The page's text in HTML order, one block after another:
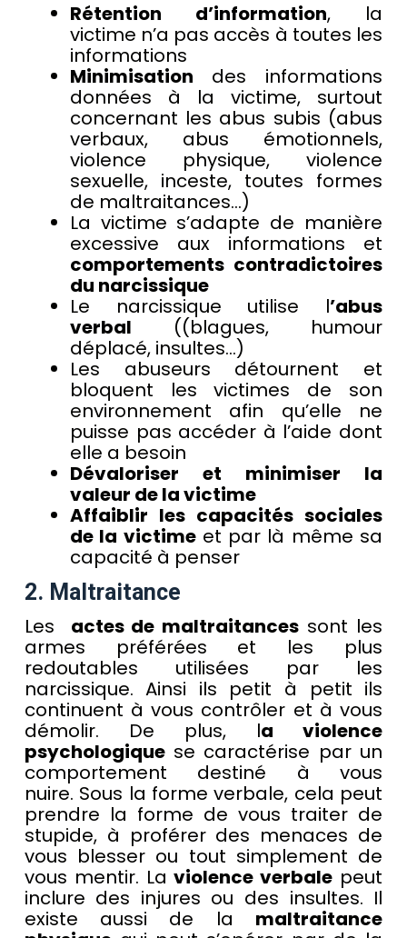
Rétention d’information, la
victime n’a pas accès à toutes les
informations
Minimisation des informations
données à la victime, surtout
concernant les abus subis (abus
verbaux, abus émotionnels,
violence physique, violence
sexuelle, inceste, toutes formes
de maltraitances…)
La victime s’adapte de manière
excessive aux informations et
comportements contradictoires
du narcissique
Le narcissique utilise l’abus
verbal ((blagues, humour
déplacé, insultes…)
Les abuseurs détournent et
bloquent les victimes de son
environnement afin qu’elle ne
puisse pas accéder à l’aide dont
elle a besoin
Dévaloriser et minimiser la
valeur de la victime
Affaiblir les capacités sociales
de la victimeet par là même sa
capacité à penser
2. Maltraitance
Les actes de maltraitances sont les
armes préférées et les plus
redoutables utilisées par les
narcissique. Ainsi ils petit à petit ils
continuent à vous contrôler et à vous
démolir. De plus, la violence
psychologiquese caractérise par un
comportement destiné à vous
nuire. Sous la forme verbale, cela peut
prendre la forme de vous traiter de
stupide, à proférer des menaces de
vous blesser ou tout simplement de
vous mentir. Laviolence verbale peut
inclure des injures ou des insultes. Il
existe aussi de la maltraitance